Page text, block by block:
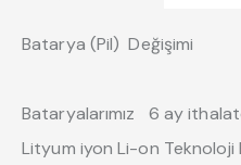
Batarya (Pil) Değişimi
Bataryalarımız 6 ay
Lityum iyon Li-on Teknoloji